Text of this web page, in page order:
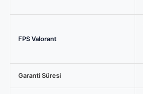
FPS Valorant
Garanti Süresi